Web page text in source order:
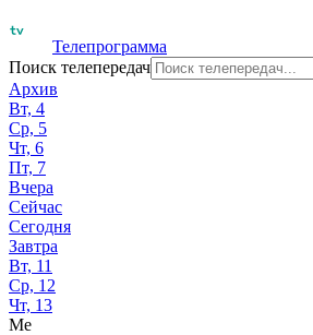
Телепрограмма
Поиск телепередач
Архив
Вт, 4
Ср, 5
Чт, 6
Пт, 7
Вчера
Сейчас
Сегодня
Завтра
Вт, 11
Ср, 12
Чт, 13
Me